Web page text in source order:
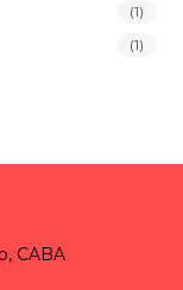
(1)
(1)
CABA